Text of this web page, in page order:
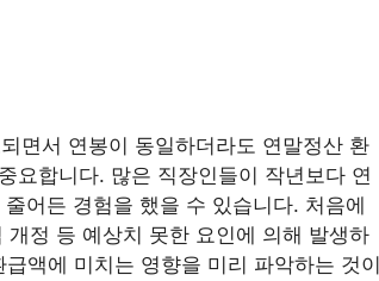
면서 연봉이 동일하더라도 연말정산 환
요합니다. 많은 직장인들이 작년보다 연
어든 경험을 했을 수 있습니다. 처음에
정 등 예상치 못한 요인에 의해 발생하
액에 미치는 영향을 미리 파악하는 것이